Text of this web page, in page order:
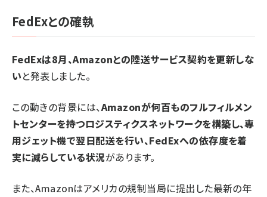
FedExとの確執
FedExは8月、Amazonとの陸送サービス契約を更新しな
いと発表しました。
この動きの背景には、Amazonが何百ものフルフィルメン
トセンターを持つロジスティクスネットワークを構築し、専
用ジェット機で翌日配送を行い、FedExへの依存度を着
実に減らしている状況があります。
また、Amazonはアメリカの規制当局に提出した最新の年